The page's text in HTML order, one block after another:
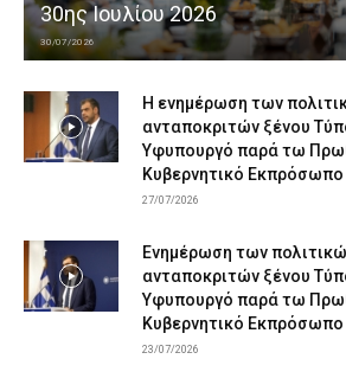
30ης Ιουλίου 2026
30/07/2026
Η ενημέρωση των
ανταποκριτών ξένου
Υφυπουργό παρά τω
Κυβερνητικό
27/07/2026
Ενημέρωση των
ανταποκριτών ξένου
Υφυπουργό παρά τω
Κυβερνητικό
23/07/2026